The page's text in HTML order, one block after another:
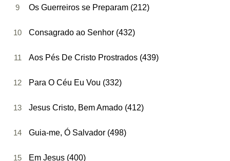
9 Os Guerreiros se Preparam (212)
10 Consagrado ao Senhor (432)
11 Aos Pés De Cristo Prostrados (439)
12 Para O Céu Eu Vou (332)
13 Jesus Cristo, Bem Amado (412)
14 Guia-me, Ó Salvador (498)
15 Em Jesus (400)